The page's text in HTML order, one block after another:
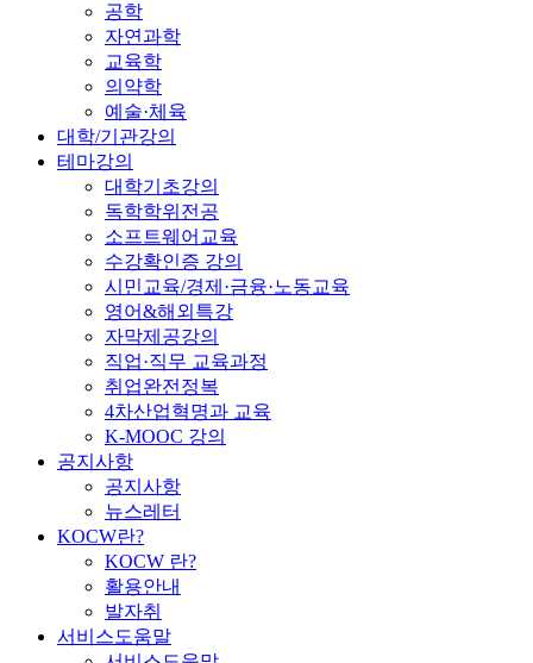
공학
자연과학
교육학
의약학
예술·체육
대학/기관강의
테마강의
대학기초강의
독학학위전공
소프트웨어교육
수강확인증 강의
시민교육/경제·금융·노동교육
영어&해외특강
자막제공강의
직업·직무 교육과정
취업완전정복
4차산업혁명과 교육
K-MOOC 강의
공지사항
공지사항
뉴스레터
KOCW란?
KOCW 란?
활용안내
발자취
서비스도움말